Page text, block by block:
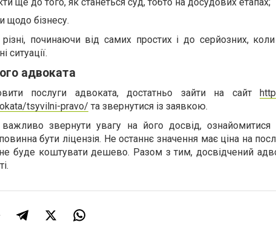
щодо бізнесу.
починаючи від самих простих і до серйозних,
ситуації.
адвоката
послуги адвоката, достатньо зайти на сайт
tsyvilni-pravo/ та звернутися із заявкою.
звернути увагу на його досвід, ознайомитися
повинна бути ліцензія. Не останнє значення має ціна на
не буде коштувати дешево. Разом з тим, досвідчений